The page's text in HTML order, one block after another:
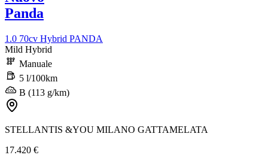
Panda
1.0 70cv Hybrid PANDA
Mild Hybrid
Manuale
5 l/100km
B (113 g/km)
STELLANTIS &YOU MILANO GATTAMELATA
17.420 €